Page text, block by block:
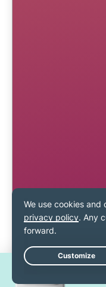
Osvojite